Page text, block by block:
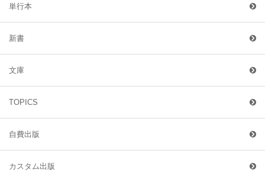
単行本
新書
文庫
TOPICS
自費出版
カスタム出版